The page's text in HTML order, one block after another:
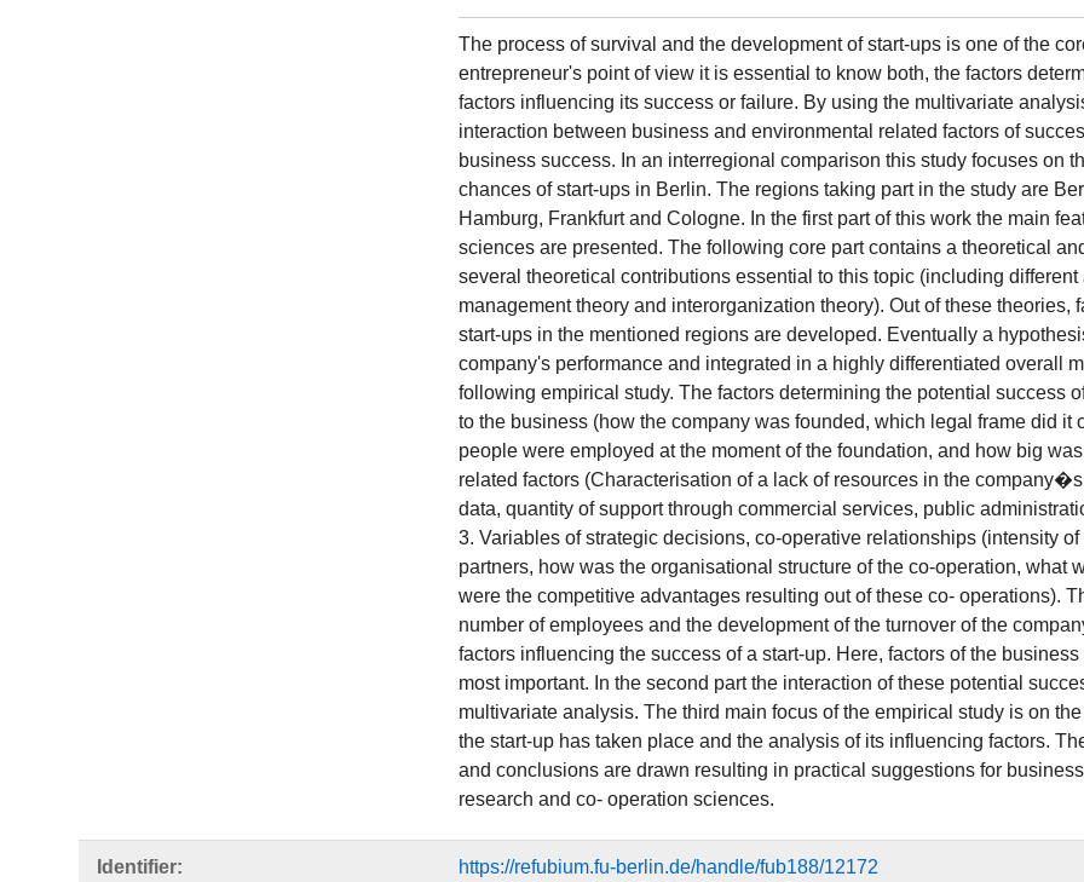
The process of survival and the development of start-ups is one of the
entrepreneur's point of view it is essential to know both, the factors
factors influencing its success or failure. By using the multivariate
interaction between business and environmental related factors of
business success. In an interregional comparison this study focuses on
chances of start-ups in Berlin. The regions taking part in the study are
Hamburg, Frankfurt and Cologne. In the first part of this work the main
sciences are presented. The following core part contains a theoretical
several theoretical contributions essential to this topic (including
management theory and interorganization theory). Out of these
start-ups in the mentioned regions are developed. Eventually a
company's performance and integrated in a highly differentiated overall
following empirical study. The factors determining the potential success
to the business (how the company was founded, which legal frame did
people were employed at the moment of the foundation, and how big
related factors (Characterisation of a lack of resources in the
data, quantity of support through commercial services, public
3. Variables of strategic decisions, co-operative relationships (intensity
partners, how was the organisational structure of the co-operation, what
were the competitive advantages resulting out of these co- operations).
number of employees and the development of the turnover of the
factors influencing the success of a start-up. Here, factors of the
most important. In the second part the interaction of these potential
multivariate analysis. The third main focus of the empirical study is on
the start-up has taken place and the analysis of its influencing factors.
and conclusions are drawn resulting in practical suggestions for
research and co- operation sciences.
Identifier:
https://refubium.fu-berlin.de/handle/fub188/12172